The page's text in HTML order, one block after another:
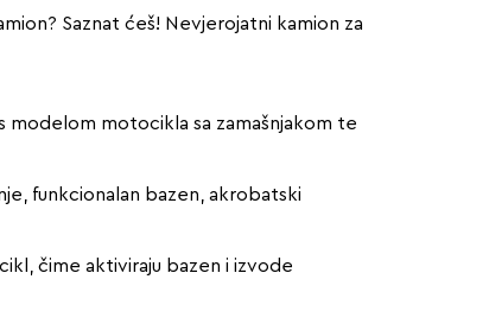
Saznat ćeš! Nevjerojatni kamion za
modelom motocikla sa zamašnjakom te
funkcionalan bazen, akrobatski
čime aktiviraju bazen i izvode